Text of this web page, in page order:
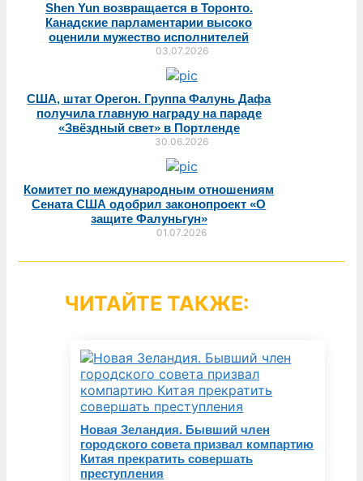
Shen Yun возвращается в Торонто.
Канадские парламентарии высоко
оценили мужество исполнителей
03.07.2026
США, штат Орегон. Группа Фалунь Дафа
получила главную награду на параде
«Звёздный свет» в Портленде
30.06.2026
Комитет по международным отношениям
Сената США одобрил законопроект «О
защите Фалуньгун»
01.07.2026
ЧИТАЙТЕ ТАКЖЕ:
Новая Зеландия. Бывший член
городского совета призвал компартию
Китая прекратить совершать
преступления